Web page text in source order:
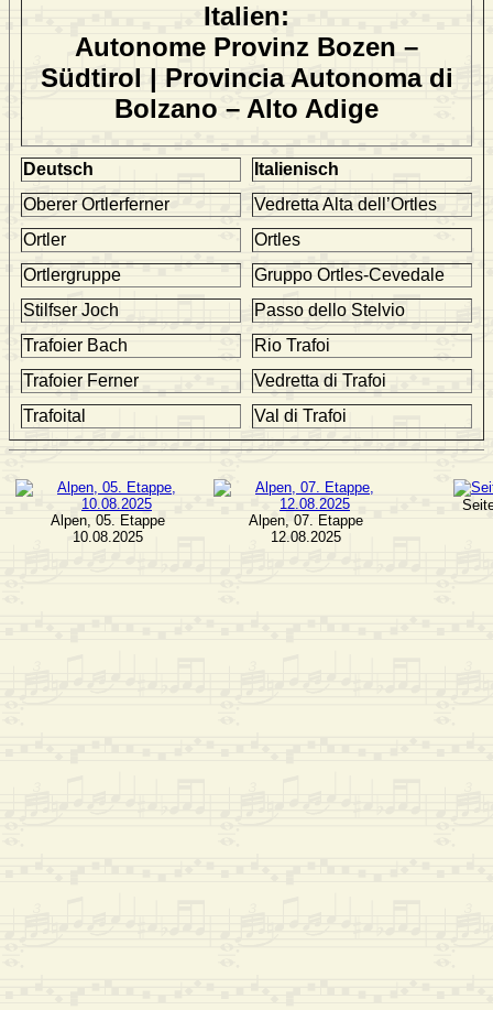
Italien:
Autonome Provinz Bozen –
Südtirol | Provincia Autonoma di
Bolzano – Alto Adige
Deutsch
Italienisch
Oberer Ortlerferner
Vedretta Alta dell’Ortles
Ortler
Ortles
Ortlergruppe
Gruppo Ortles-Cevedale
Stilfser Joch
Passo dello Stelvio
Trafoier Bach
Rio Trafoi
Trafoier Ferner
Vedretta di Trafoi
Trafoital
Val di Trafoi
Alpen, 05. Etappe
10.08.2025
Alpen, 07. Etappe
12.08.2025